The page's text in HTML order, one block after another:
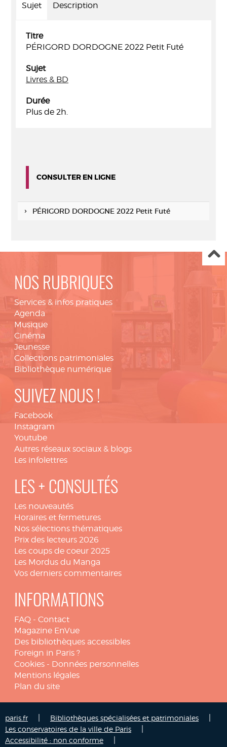
Sujet Description
Titre
PÉRIGORD DORDOGNE 2022 Petit Futé
Sujet
Livres & BD
Durée
Plus de 2h.
CONSULTER EN LIGNE
PÉRIGORD DORDOGNE 2022 Petit Futé
NOS RUBRIQUES
Services & infos pratiques
Agenda
Musique
Cinéma
Jeunesse
Collections patrimoniales
Bibliothèque numérique
SUIVEZ NOUS !
Facebook
Instagram
Youtube
Autres réseaux sociaux & blogs
Les infolettres
LES + CONSULTÉS
Les nouveautés
Horaires et fermetures
Nos sélections thématiques
Prix des lecteurs 2026
Les coups de coeur 2025
Les Mordus du Manga
Vos derniers commentaires
INFORMATIONS
FAQ - Contact
Magazine EnVue
Des bibliothèques accessibles
Foreign in Paris ?
Cookies - Données personnelles
Mentions légales
Plan du site
paris.fr Bibliothèques spécialisées et patrimoniales
Les conservatoires de la ville de Paris
Accessibilité : non conforme